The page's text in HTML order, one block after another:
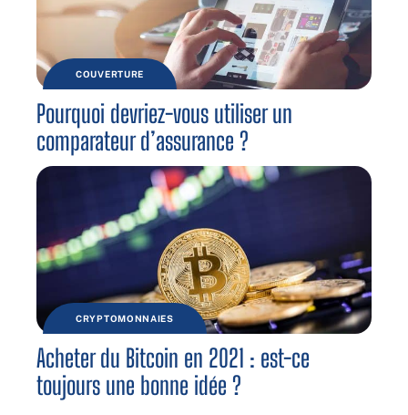
COUVERTURE
Pourquoi devriez-vous utiliser un
comparateur d’assurance ?
CRYPTOMONNAIES
Acheter du Bitcoin en 2021 : est-ce
toujours une bonne idée ?